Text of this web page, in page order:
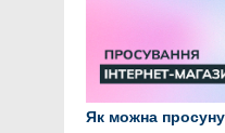
Як можна